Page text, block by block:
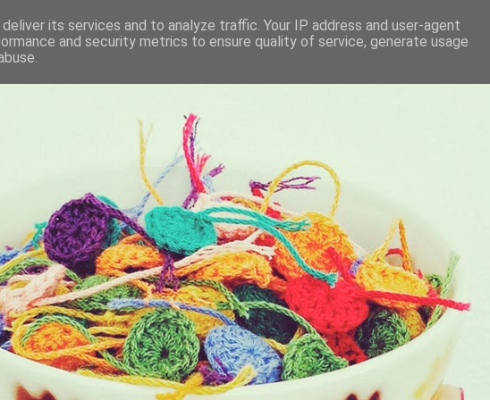
its services and to analyze traffic. Your IP address and user-agent
and security metrics to ensure quality of service, generate usage